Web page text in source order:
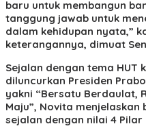
baru untuk membangun
tanggung jawab untuk
dalam kehidupan nyata,”
keterangannya, dimuat
Sejalan dengan tema HUT
diluncurkan Presiden
yakni “Bersatu Berdaulat,
Maju”, Novita
sejalan dengan nilai 4 Pilar